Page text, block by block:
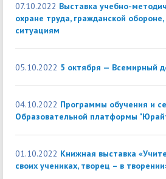
07.10.2022 Выставка учебно-
охране труда, гражданской
ситуациям
05.10.2022 5 октября — Всемирный
04.10.2022 Программы обучения и
Образовательной платформы
01.10.2022 Книжная выставка
своих учениках, творец – в